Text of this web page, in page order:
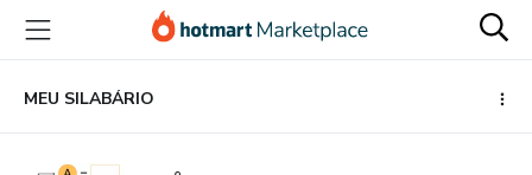
para
conteúdo
principal
para
pagamento
para
rodapé
MEU SILABÁRIO